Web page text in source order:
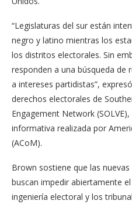
“Legislaturas del sur están
negro y latino mientras los
los distritos electorales. Sin
responden a una búsqueda de
a intereses partidistas”,
derechos electorales de
Engagement Network
informativa realizada por
(ACoM).
Brown sostiene que las
buscan impedir abiertamente
ingeniería electoral y los